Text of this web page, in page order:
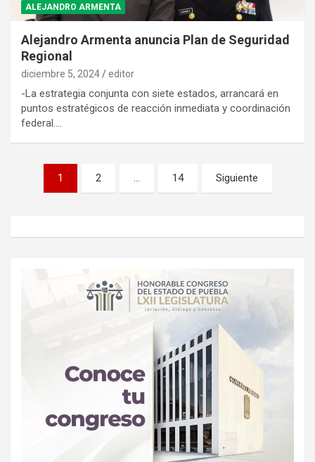
ALEJANDRO ARMENTA
Alejandro Armenta anuncia Plan de Seguridad
Regional
diciembre 5, 2024 editor
-La estrategia conjunta con siete estados, arrancará en
puntos estratégicos de reacción inmediata y coordinación
federal.…
Paginación
1 2 … 14 Siguiente